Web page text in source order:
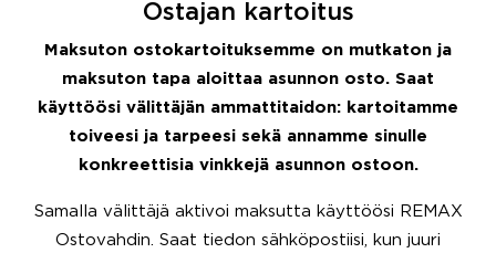
Ostajan kartoitus
Maksuton ostokartoituksemme on mutkaton ja
maksuton tapa aloittaa asunnon osto. Saat
käyttöösi välittäjän ammattitaidon: kartoitamme
toiveesi ja tarpeesi sekä annamme sinulle
konkreettisia vinkkejä asunnon ostoon.
Samalla välittäjä aktivoi maksutta käyttöösi REMAX
Ostovahdin. Saat tiedon sähköpostiisi, kun juuri